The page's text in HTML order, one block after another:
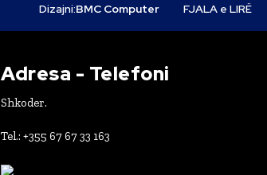
Dizajni:BMC Computer FJALA e LIRË
Adresa - Telefoni
Shkoder.
Tel.: +355 67 67 33 163